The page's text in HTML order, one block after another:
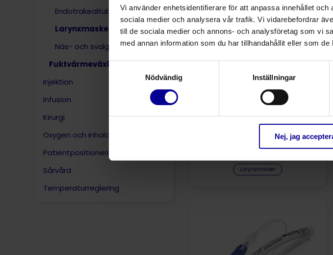
Vi använder enhetsidentifierare för att anpassa innehållet
sociala medier och analysera vår trafik. Vi vidarebefordrar
till de sociala medier och annons- och analysföretag som vi
med annan information som du har tillhandahållit eller som
Samtyckesval
Nödvändig
Inställningar
Nej, jag
Endotrakealtub utan kuff
Larynxmasker
Näs- och svalgtuber
Fuktvärmeväxlare och filter
Injektion
Infusion
Kirurgi
Oxygen och inhalation
Patientpositionering
Sårvård
Temperaturreglering
Silicone Flexible LAD®
Larynxmask, engångs
Larynxmasker